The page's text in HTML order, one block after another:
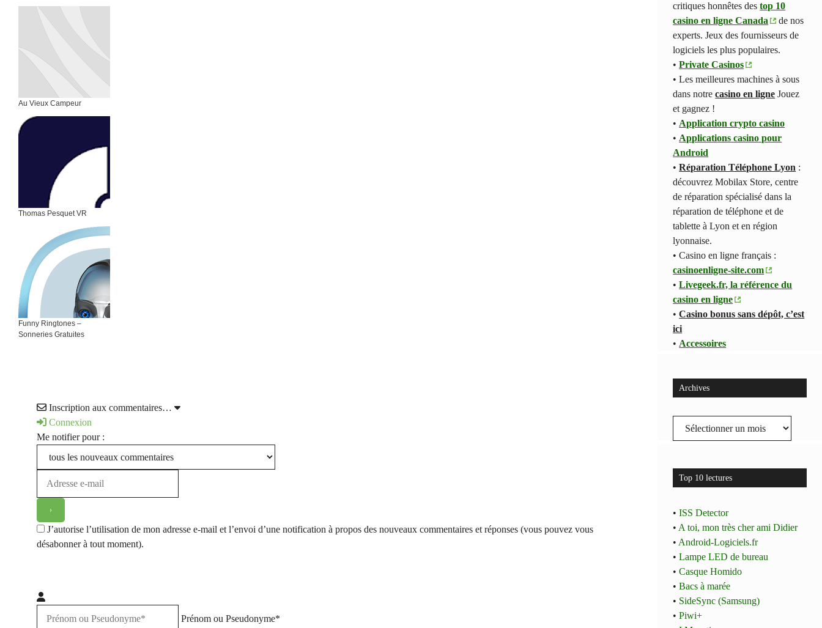
Au Vieux Campeur
Thomas Pesquet VR
Funny Ringtones –
Sonneries Gratuites
Inscription aux commentaires…
Connexion
Me notifier pour :
J’autorise l’utilisation de mon adresse e-mail et l’envoi d’une notification à propos des nouveaux commentaires et réponses (vous pouvez vous
désabonner à tout moment).
Prénom ou Pseudonyme*
critiques honnêtes destop 10
casino en ligne Canada
de nos
experts. Jeux des fournisseurs de
logiciels les plus populaires.
•Private Casinos
• Les meilleures machines à sous
dans notrecasino en ligne Jouez
et gagnez !
• Application crypto casino
• Applications casino pour
Android
•Réparation Téléphone Lyon :
découvrez Mobilax Store, centre
de réparation spécialisé dans la
réparation de téléphone et de
tablette à Lyon et en région
lyonnaise.
• Casino en ligne français :
casinoenligne-site.com
•Livegeek.fr, la référence du
casino en ligne
•Casino bonus sans dépôt, c’est
ici
• Accessoires
Archives
Archives
Top 10 lectures
•ISS Detector
• A toi, mon très cher ami Didier
• Android-Logiciels.fr
•Lampe LED de bureau
•Casque Homido
•Bacs à marée
• SideSync (Samsung)
•Piwi+